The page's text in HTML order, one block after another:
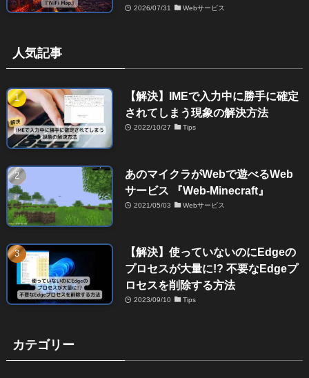
2026/07/31 Webサービス
人気記事
【解決】IMEで入力中に勝手に確定
されてしまう現象の解決方法
2022/10/27 Tips
あのマイクラがWebで遊べるWeb
サービス 『Web-Minecraft』
2021/05/03 Webサービス
【解決】使っていないのにEdgeの
プロセスが大量に!? 不要なEdgeプ
ロセスを削除する方法
2023/09/10 Tips
カテゴリー